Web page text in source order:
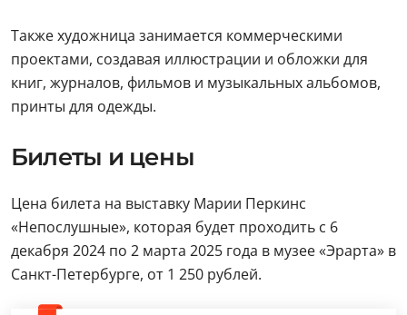
Также художница занимается коммерческими
проектами, создавая иллюстрации и обложки для
книг, журналов, фильмов и музыкальных альбомов,
принты для одежды.
Билеты и цены
Цена билета на выставку Марии Перкинс
«Непослушные», которая будет проходить с 6
декабря 2024 по 2 марта 2025 года в музее «Эрарта» в
Санкт-Петербурге, от 1 250 рублей.